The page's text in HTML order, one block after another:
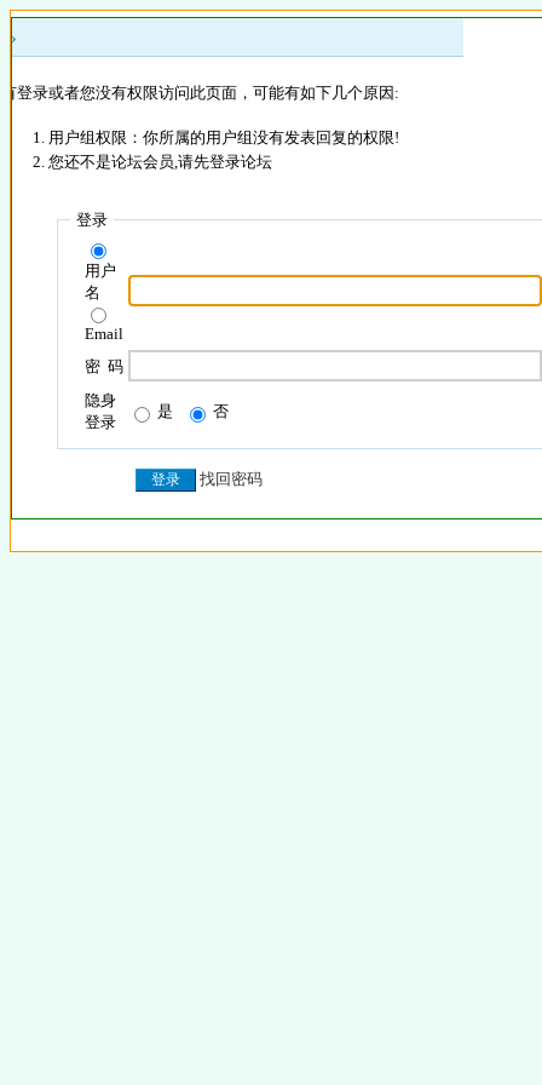
»
登录或者您没有权限访问此页面，可能有如下几个原因:
用户组权限：你所属的用户组没有发表回复的权限!
您还不是论坛会员,请先登录论坛
登录
用户
名
Email
密 码
隐身
登录
是 否
找回密码